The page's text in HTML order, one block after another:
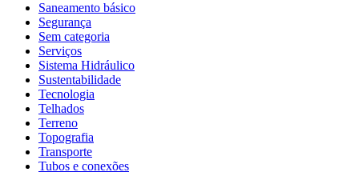
Saneamento básico
Segurança
Sem categoria
Serviços
Sistema Hidráulico
Sustentabilidade
Tecnologia
Telhados
Terreno
Topografia
Transporte
Tubos e conexões